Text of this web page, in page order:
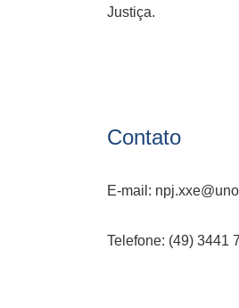
Justiça.
Contato
E-mail:
Telefone: (49) 3441